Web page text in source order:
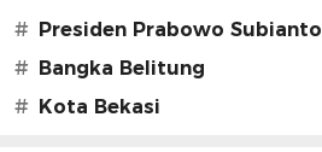
# Presiden Prabowo Subianto
# Bangka Belitung
# Kota Bekasi